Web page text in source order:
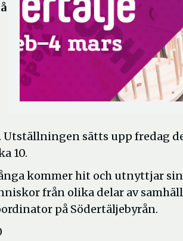
sätts upp fredag
10.
kommer hit och utnyttjar sin
från olika delar av
på Södertäljebyrån.